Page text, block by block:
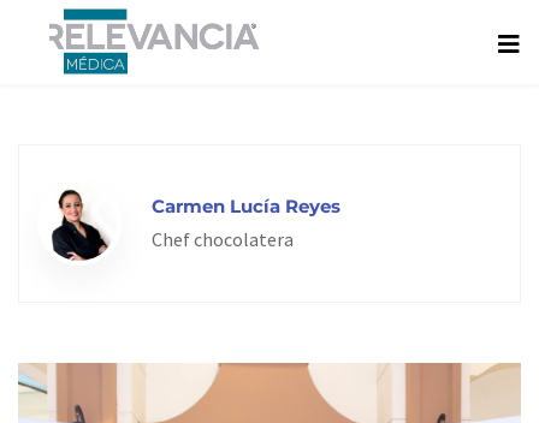
contenido
Carmen Lucía Reyes
Chef chocolatera
PagePagePage Page